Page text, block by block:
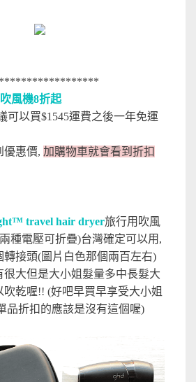
風機8折起
可以買$1545運費之後一年免運
優惠價, 加購物車就會看到折扣
travel hair dryer旅行用吹風
種電壓可折疊)台灣確定可以用,
轉接頭(圖片白色那個兩百左右)
很大但是大小姐髮量多中長髮大
吹乾喔!! (好吧早買早享受大小姐
品折扣的應該是沒有這個喔)